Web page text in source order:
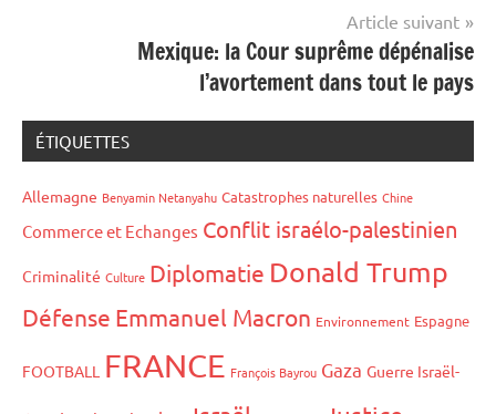
Article suivant
Mexique: la Cour suprême dépénalise
l’avortement dans tout le pays
ÉTIQUETTES
Allemagne Benyamin Netanyahu Catastrophes naturelles Chine
Commerce et Echanges Conflit israélo-palestinien
Criminalité Culture Diplomatie Donald Trump
Défense Emmanuel Macron Environnement Espagne
FOOTBALL FRANCE François Bayrou Gaza Guerre Israël-